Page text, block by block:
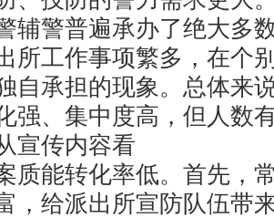
辅警普遍承办了绝大多
所工作事项繁多，在个
自承担的现象。总体来
强、集中度高，但人数
传内容看
能转化率低。首先，
，给派出所宣防队伍带